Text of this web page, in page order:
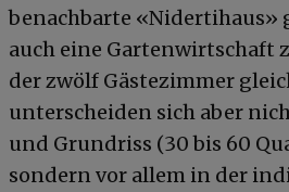
benachbarte «Nidertihaus»
auch eine Gartenwirtschaft
der zwölf Gästezimmer
unterscheiden sich aber
und Grundriss (30 bis 60
sondern vor allem in der